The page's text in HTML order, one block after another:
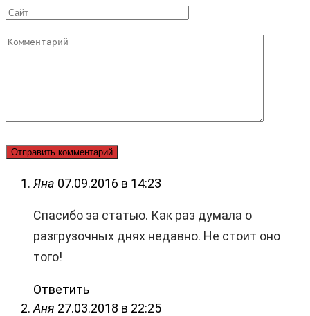
Сайт
Комментарий
Яна 07.09.2016 в 14:23
Спасибо за статью. Как раз думала о
разгрузочных днях недавно. Не стоит оно
того!
Ответить
Аня 27.03.2018 в 22:25